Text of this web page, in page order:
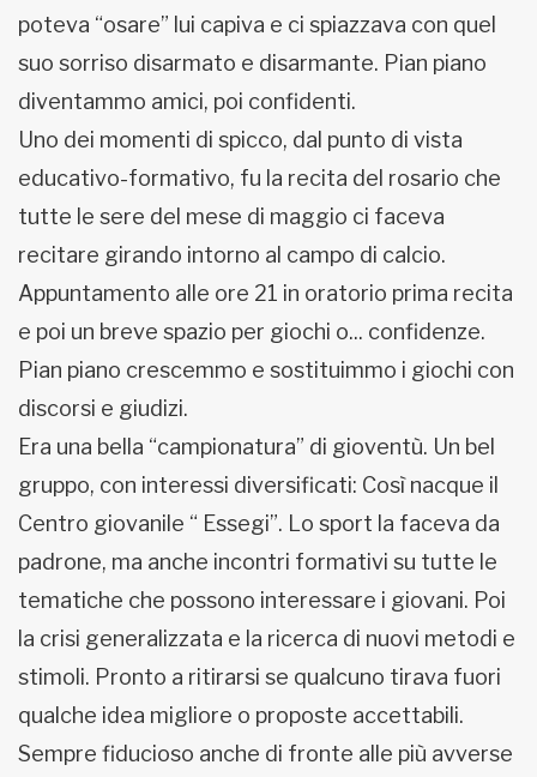
poteva “osare” lui capiva e ci spiazzava con quel
suo sorriso disarmato e disarmante. Pian piano
diventammo amici, poi confidenti.
Uno dei momenti di spicco, dal punto di vista
educativo-formativo, fu la recita del rosario che
tutte le sere del mese di maggio ci faceva
recitare girando intorno al campo di calcio.
Appuntamento alle ore 21 in oratorio prima recita
e poi un breve spazio per giochi o... confidenze.
Pian piano crescemmo e sostituimmo i giochi con
discorsi e giudizi.
Era una bella “campionatura” di gioventù. Un bel
gruppo, con interessi diversificati: Così nacque il
Centro giovanile “ Essegi”. Lo sport la faceva da
padrone, ma anche incontri formativi su tutte le
tematiche che possono interessare i giovani. Poi
la crisi generalizzata e la ricerca di nuovi metodi e
stimoli. Pronto a ritirarsi se qualcuno tirava fuori
qualche idea migliore o proposte accettabili.
Sempre fiducioso anche di fronte alle più avverse